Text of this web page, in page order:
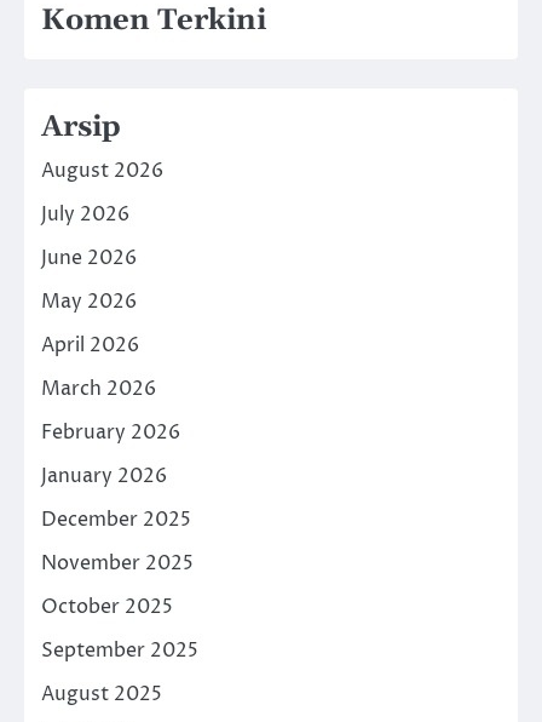
Komen Terkini
Arsip
August 2026
July 2026
June 2026
May 2026
April 2026
March 2026
February 2026
January 2026
December 2025
November 2025
October 2025
September 2025
August 2025